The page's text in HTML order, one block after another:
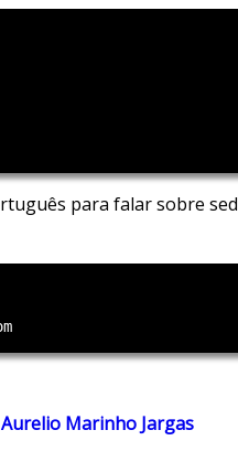
para falar sobre sed
Marinho Jargas